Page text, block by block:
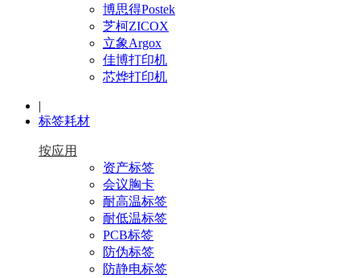
博思得Postek
芝柯ZICOX
立象Argox
佳博打印机
芯烨打印机
|
标签耗材
按应用
资产标签
会议胸卡
耐高温标签
耐低温标签
PCB标签
防伪标签
防静电标签